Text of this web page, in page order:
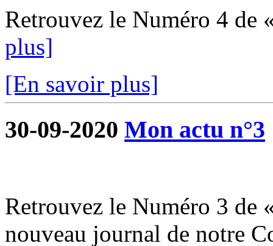
Retrouvez le Numéro 4 de
plus]
[En savoir plus]
30-09-2020 Mon actu n°3
Retrouvez le Numéro 3 de
nouveau journal de notre